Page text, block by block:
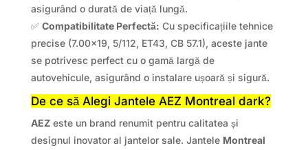
asigurând o durată de viață lungă.
✅ Compatibilitate Perfectă: Cu specificațiile tehnice
precise (7.00×19, 5/112, ET43, CB 57.1), aceste jante
se potrivesc perfect cu o gamă largă de
autovehicule, asigurând o instalare ușoară și sigură.
De ce să Alegi Jantele AEZ Montreal dark?
AEZeste un brand renumit pentru calitatea și
designul inovator al jantelor sale. Jantele Montreal